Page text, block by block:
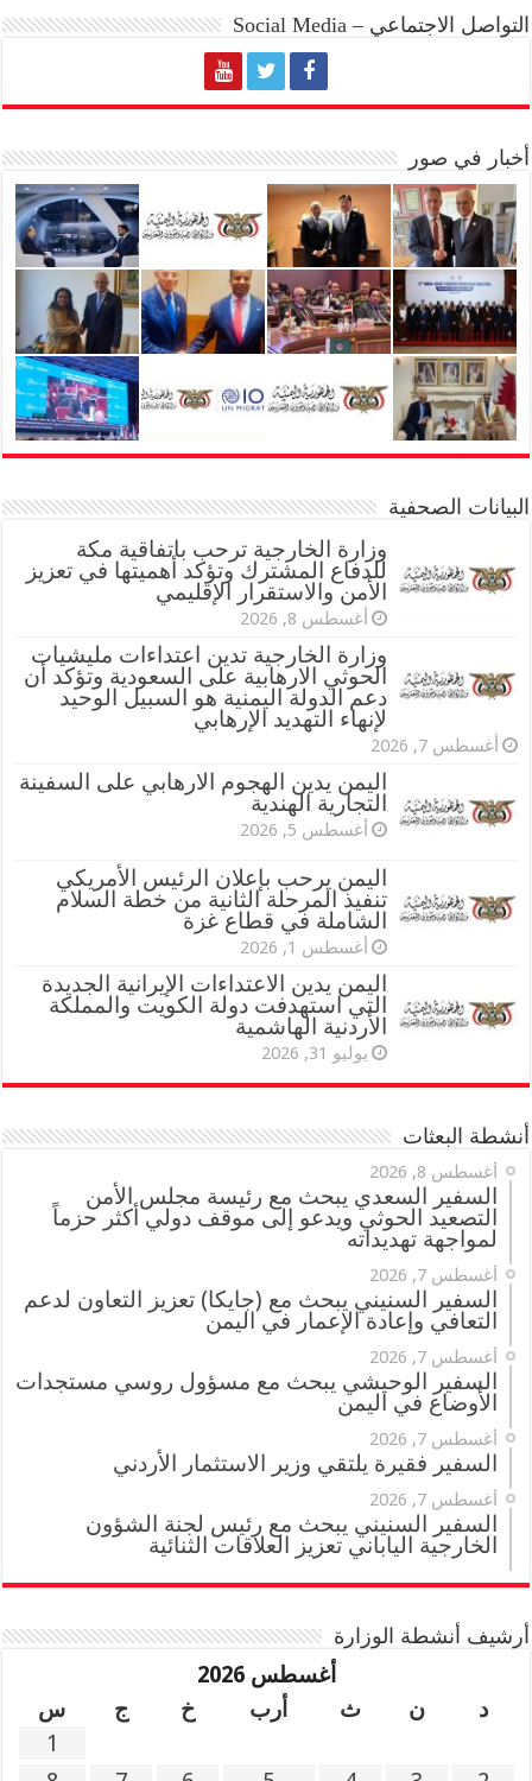
التواصل الاجتماعي – Social Media
أخبار في صور
البيانات الصحفية
وزارة الخارجية ترحب باتفاقية مكة
للدفاع المشترك وتؤكد أهميتها في تعزيز
الأمن والاستقرار الإقليمي
أغسطس 8, 2026
وزارة الخارجية تدين اعتداءات مليشيات
الحوثي الارهابية على السعودية وتؤكد أن
دعم الدولة اليمنية هو السبيل الوحيد
لإنهاء التهديد الإرهابي
أغسطس 7, 2026
اليمن يدين الهجوم الارهابي على السفينة
التجارية الهندية
أغسطس 5, 2026
اليمن يرحب بإعلان الرئيس الأمريكي
تنفيذ المرحلة الثانية من خطة السلام
الشاملة في قطاع غزة
أغسطس 1, 2026
اليمن يدين الاعتداءات الإيرانية الجديدة
التي استهدفت دولة الكويت والمملكة
الأردنية الهاشمية
يوليو 31, 2026
أنشطة البعثات
أغسطس 8, 2026
السفير السعدي يبحث مع رئيسة مجلس الأمن
التصعيد الحوثي ويدعو إلى موقف دولي أكثر حزماً
لمواجهة تهديداته
أغسطس 7, 2026
السفير السنيني يبحث مع (جايكا) تعزيز التعاون لدعم
التعافي وإعادة الإعمار في اليمن
أغسطس 7, 2026
السفير الوحيشي يبحث مع مسؤول روسي مستجدات
الأوضاع في اليمن
أغسطس 7, 2026
السفير فقيرة يلتقي وزير الاستثمار الأردني
أغسطس 7, 2026
السفير السنيني يبحث مع رئيس لجنة الشؤون
الخارجية الياباني تعزيز العلاقات الثنائية
أرشيف أنشطة الوزارة
أغسطس 2026
د
ن ث أرب خ ج
س
1